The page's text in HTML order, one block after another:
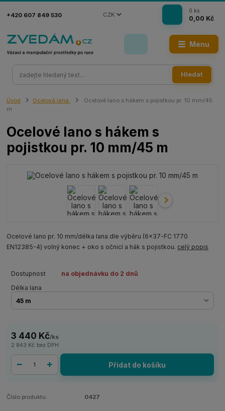
Menu
CZK
Hledat
+420 607 849 530
0 ks
0,00 Kč
Úvod Ocelová lana
Ocelové lano s hákem s pojistkou pr. 10 mm/45
m
Ocelové lano s hákem s
pojistkou pr. 10 mm/45 m
Ocelové lano pr. 10 mm/délka lana dle výběru (6x37-FC 1770
EN12385-4) volný konec + oko s očnicí a hák s pojistkou. celý popis
Dostupnost
na objednávku do 2 dnů
Délka lana
3 440 Kč/ks
2 843 Kč bez DPH
Přidat do košíku
Číslo produktu: 0427